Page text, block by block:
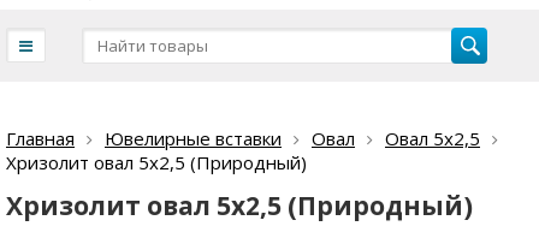
Главная Ювелирные вставки Овал
Овал 5х2,5
Хризолит овал 5х2,5 (Природный)
Хризолит овал 5х2,5 (Природный)